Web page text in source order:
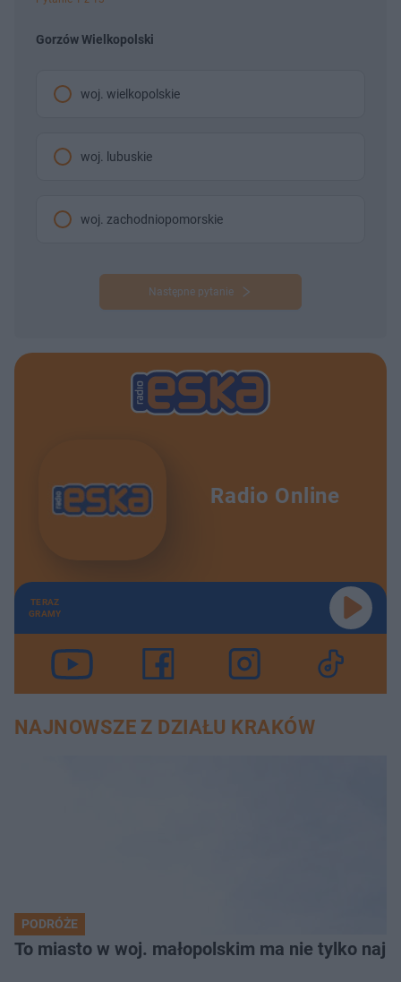
Gorzów Wielkopolski
woj. wielkopolskie
woj. lubuskie
woj. zachodniopomorskie
Następne pytanie
Radio Online
TERAZ
GRAMY
NAJNOWSZE Z DZIAŁU KRAKÓW
PODRÓŻE
To miasto w woj. małopolskim ma nie tylko